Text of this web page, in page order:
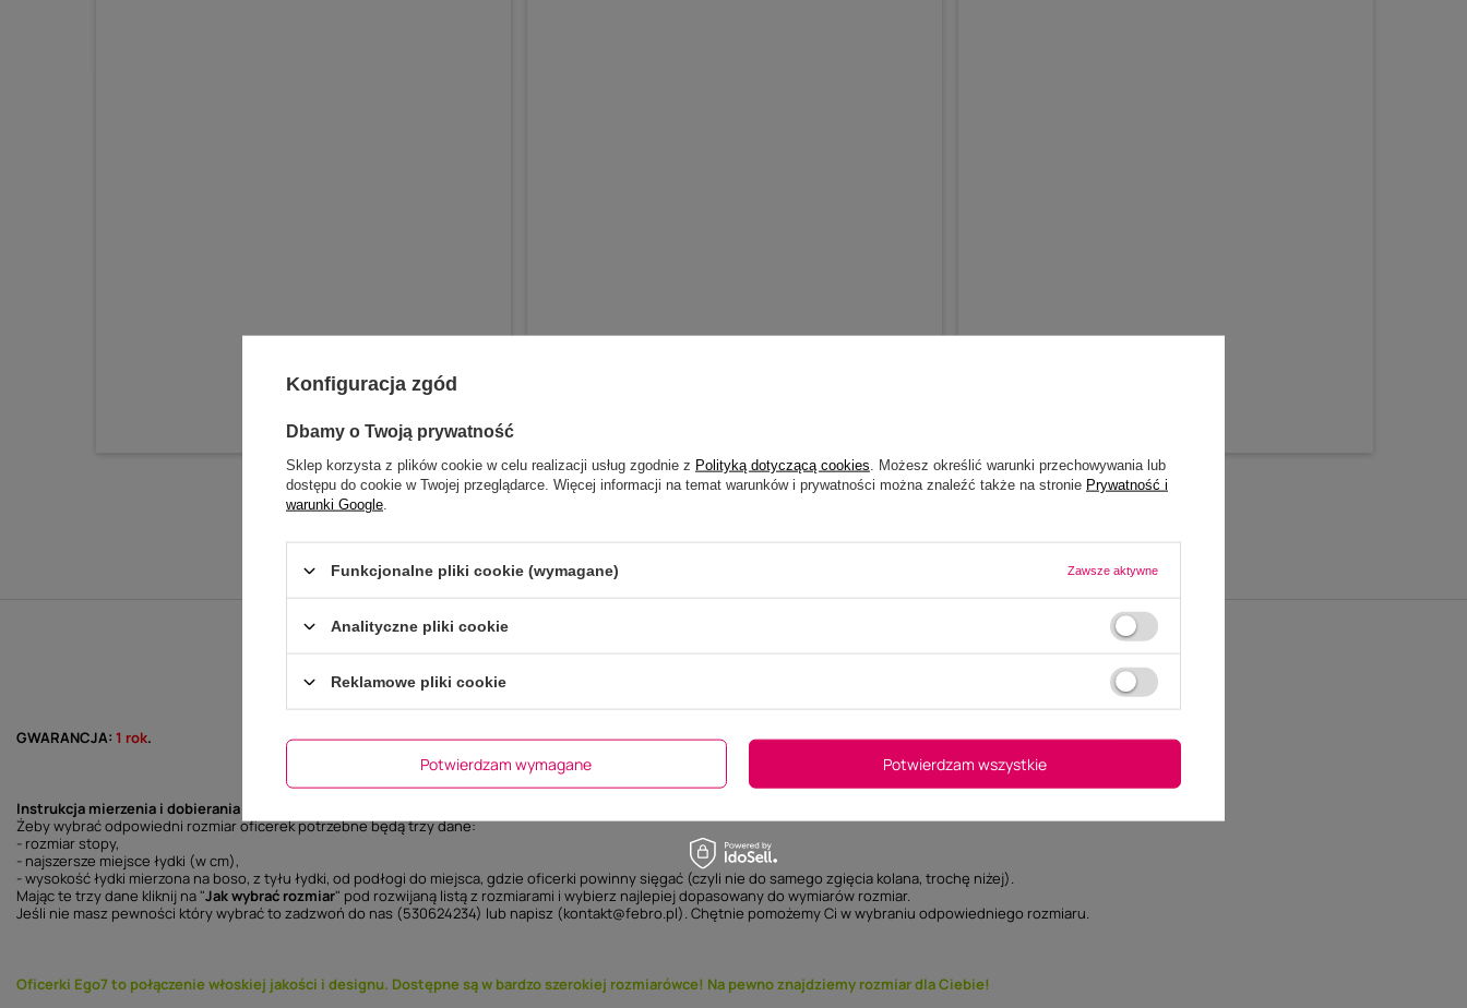
GWARANCJA: 1 rok.
Instrukcja mierzenia i dobierania rozmiaru
Żeby wybrać odpowiedni rozmiar oficerek potrzebne będą trzy dane:
- rozmiar stopy,
- najszersze miejsce łydki (w cm),
- wysokość łydki mierzona na boso, z tyłu łydki, od podłogi do miejsca, gdzie oficerki powinny sięgać (czyli nie do samego zgięcia kolana, trochę niżej).
Mając te trzy dane kliknij na "Jak wybrać rozmiar" pod rozwijaną listą z rozmiarami i wybierz najlepiej dopasowany do wymiarów rozmiar.
Jeśli nie masz pewności który wybrać to zadzwoń do nas (530624234) lub napisz (kontakt@febro.pl). Chętnie pomożemy Ci w wybraniu odpowiedniego rozmiaru.
Oficerki Ego7 to połączenie włoskiej jakości i designu. Dostępne są w bardzo szerokiej rozmiarówce! Na pewno znajdziemy rozmiar dla Ciebie!
Konfiguracja zgód
Dbamy o Twoją prywatność
Sklep korzysta z plików cookie w celu realizacji usług zgodnie z Polityką dotyczącą cookies . Możesz określić warunki przechowywania lub
dostępu do cookie w Twojej przeglądarce. Więcej informacji na temat warunków i prywatności można znaleźć także na stronie Prywatność i
warunki Google
Funkcjonalne pliki cookie (wymagane) Zawsze aktywne
Analityczne pliki cookie
Reklamowe pliki cookie
Potwierdzam wymagane Potwierdzam wszystkie